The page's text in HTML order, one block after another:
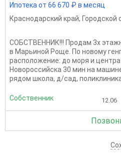
Ипотека от 66 670 ₽ в месяц
Краснодарский край, Городской
СОБСТВЕННИК!!! Продам 3х
в Марьиной Роще. По новому
расположение: до моря и
Новороссийска 30 мин на
рядом школа, д/сад,
Собственник 12.06